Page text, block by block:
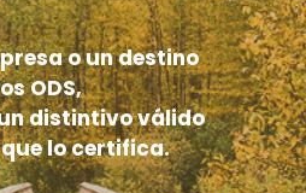
o un destino
ODS,
distintivo válido
lo certifica.